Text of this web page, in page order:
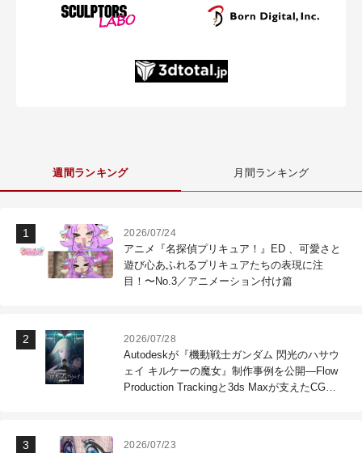
週間ランキング 月間ランキング
2026/07/24
アニメ『名探偵プリキュア！』ED 、可愛さと
遊び心あふれるプリキュアたちの表現に注
目！〜No.3／アニメーション付け篇
2026/07/28
Autodeskが『機動戦士ガンダム 閃光のハサウ
ェイ キルケーの魔女』制作事例を公開―Flow
Production Trackingと3ds Maxが支えたCG制
2026/07/23